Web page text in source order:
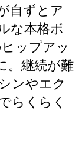
自ずとア
な本格ボ
ップアッ
。継続が難
ンやエク
らくらく